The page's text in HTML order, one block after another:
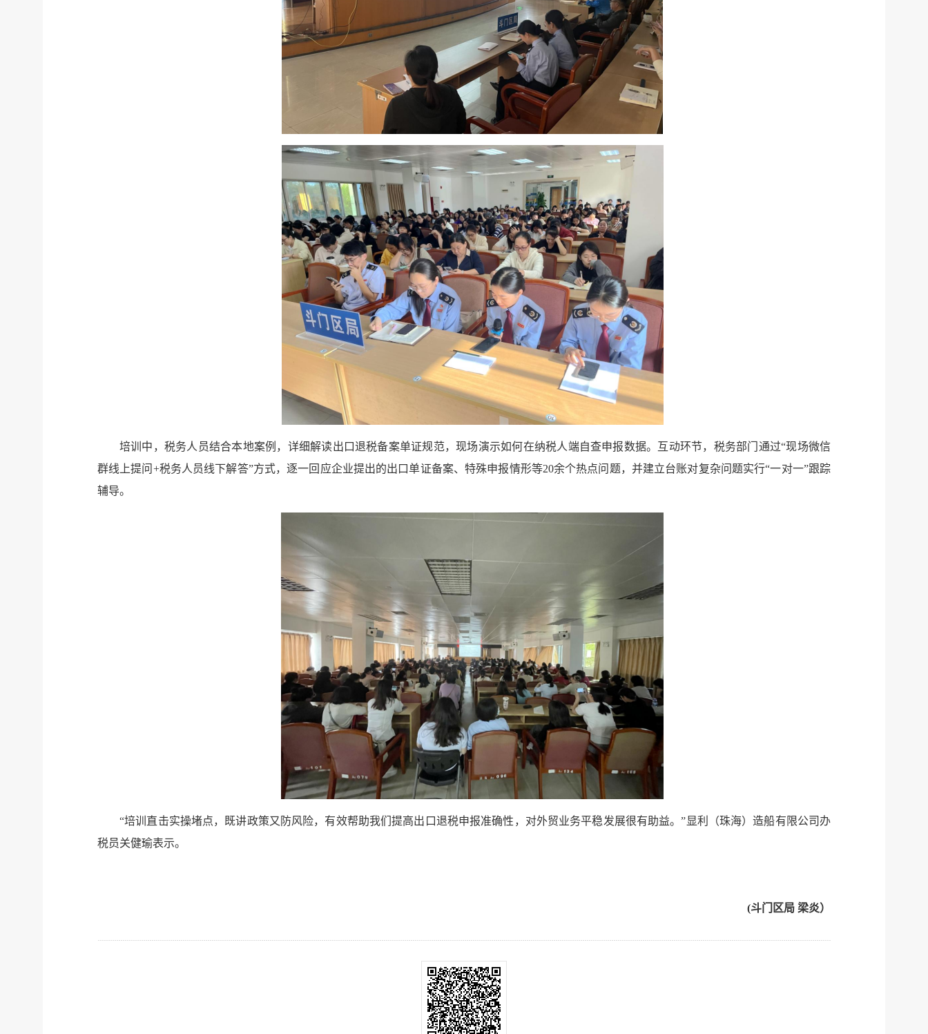
培训中，税务人员结合本地案例，详细解读出口退税备案单证规范，现场演示如何在纳税人端自查申报数据。互动环节，税务部门通过“现场微信
群线上提问+税务人员线下解答”方式，逐一回应企业提出的出口单证备案、特殊申报情形等20余个热点问题，并建立台账对复杂问题实行“一对一”跟踪
辅导。
“培训直击实操堵点，既讲政策又防风险，有效帮助我们提高出口退税申报准确性，对外贸业务平稳发展很有助益。”显利（珠海）造船有限公司办
税员关健瑜表示。
(斗门区局 梁炎）